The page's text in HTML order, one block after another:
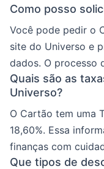
Como posso
Você pode pedir o
site do Universo e
dados. O processo
Quais são as
Universo?
O Cartão tem uma
18,60%. Essa
finanças com
Que tipos de